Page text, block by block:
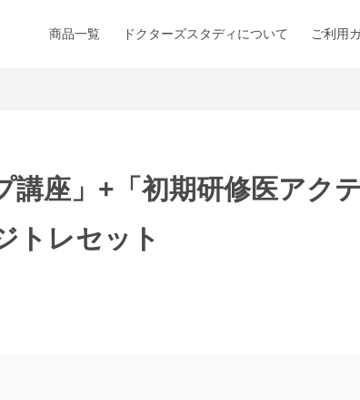
商品一覧 ドクターズスタディについて ご利用
講座」+「初期研修医アクテ
トレセット